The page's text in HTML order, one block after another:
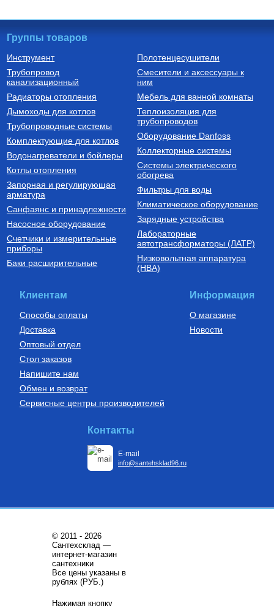
Радиаторы алюминиевые
Optima 500/80/1
740Руб.
Купить
Трубы из сшитого полиэтилена
Труба из сшитого
полиэтилена с кислородным
слоем PE-Xa/EVOH 16х2,0
SPX-0002-001620
149Руб.
Стабилизаторы напряжения для
котлов
Стабилизатор напряжения
Teplocom ST-555-И
7 900Руб.
Купить
Группы товаров
Инструмент
Трубопровод
канализационный
Радиаторы отопления
Дымоходы для котлов
Трубопроводные системы
Комплектующие для котлов
Водонагреватели и бойлеры
Котлы отопления
Запорная и регулирующая
арматура
Санфаянс и принадлежности
Насосное оборудование
Счетчики и измерительные
приборы
Баки расширительные
Полотенцесушители
Смесители и аксессуары к
ним
Мебель для ванной комнаты
Теплоизоляция для
трубопроводов
Оборудование Danfoss
Коллекторные системы
Системы электрического
обогрева
Фильтры для воды
Климатическое оборудование
Зарядные устройства
Лабораторные
автотрансформаторы (ЛАТР)
Низковольтная аппаратура
(НВА)
Клиентам
Способы оплаты
Доставка
Оптовый отдел
Стол заказов
Напишите нам
Обмен и возврат
Сервисные центры производителей
Информация
О магазине
Новости
Контакты
E-mail
info@santehsklad96.ru
© 2011 - 2026
Сантехсклад —
интернет-магазин
сантехники
Все цены указаны в
рублях (РУБ.)
Нажимая кнопку